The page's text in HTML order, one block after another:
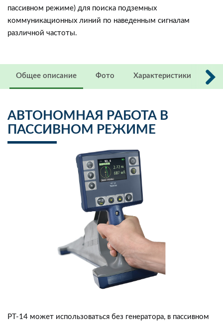
пассивном режиме) для поиска подземных
коммуникационных линий по наведенным сигналам
различной частоты.
Общее описание Фото Характеристики
АВТОНОМНАЯ РАБОТА В
ПАССИВНОМ РЕЖИМЕ
PT-14 может использоваться без генератора, в пассивном